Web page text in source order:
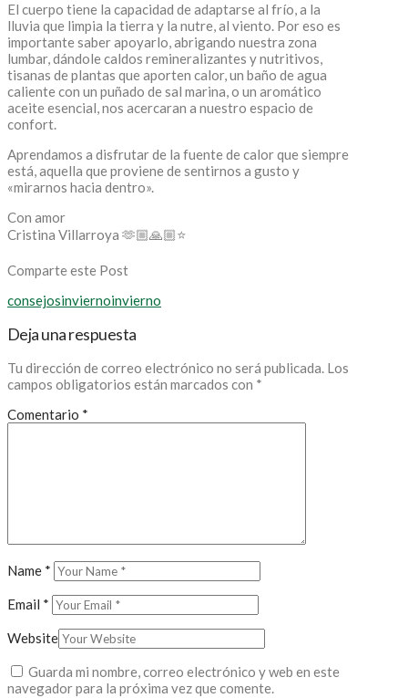
El cuerpo tiene la capacidad de adaptarse al frío, a la
lluvia que limpia la tierra y la nutre, al viento. Por eso es
importante saber apoyarlo, abrigando nuestra zona
lumbar, dándole caldos remineralizantes y nutritivos,
tisanas de plantas que aporten calor, un baño de agua
caliente con un puñado de sal marina, o un aromático
aceite esencial, nos acercaran a nuestro espacio de
confort.
Aprendamos a disfrutar de la fuente de calor que siempre
está, aquella que proviene de sentirnos a gusto y
«mirarnos hacia dentro».
Con amor
Cristina Villarroya 🫶🏼🙏🏼⭐
Comparte este Post
consejosinviernoinvierno
Deja una respuesta
Tu dirección de correo electrónico no será publicada. Los
campos obligatorios están marcados con *
Comentario *
Name *
Email *
Website
Guarda mi nombre, correo electrónico y web en este
navegador para la próxima vez que comente.